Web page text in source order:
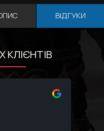
ВІДГУКИ
КЛІЄНТІВ